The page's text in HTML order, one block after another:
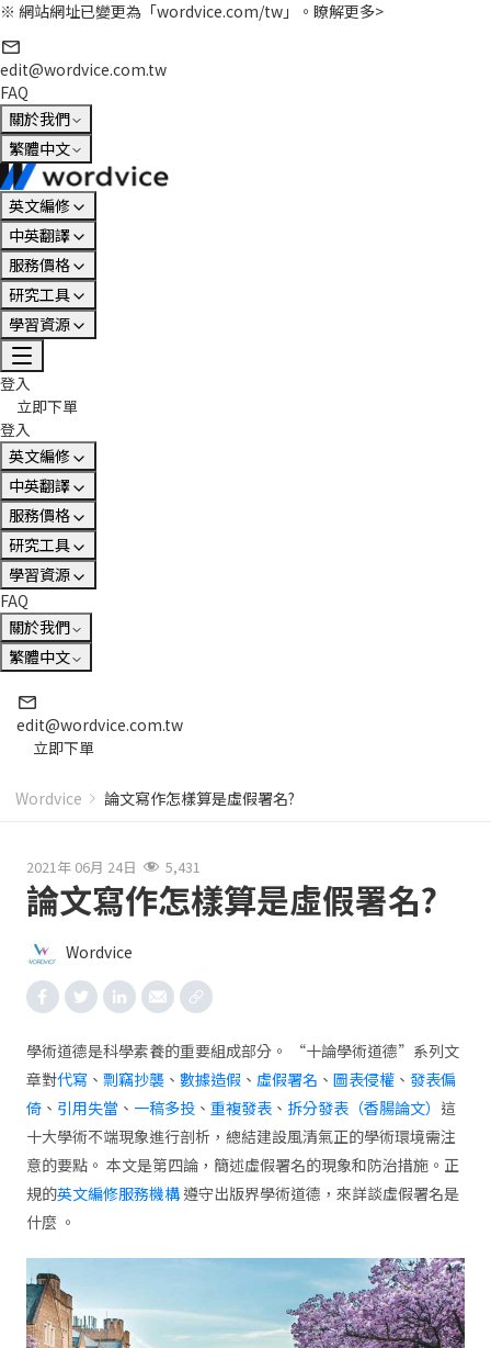
※ 網站網址已變更為「wordvice.com/tw」。 瞭解更多>
edit@wordvice.com.tw
FAQ
關於我們
繁體中文
英文編修
中英翻譯
服務價格
研究工具
學習資源
登入
立即下單
登入
英文編修
中英翻譯
服務價格
研究工具
學習資源
FAQ
關於我們
繁體中文
edit@wordvice.com.tw
立即下單
Wordvice 論文寫作怎樣算是虛假署名?
2021年 06月 24日 5,431
論文寫作怎樣算是虛假署名?
Wordvice
學術道德是科學素養的重要組成部分。 “十論學術道德”系列文
章對代寫 、 剽竊抄襲、 數據造假 、 虛假署名 、 圖表侵權、 發表偏
倚、 引用失當 、 一稿多投、 重複發表、 拆分發表（香腸論文） 這
十大學術不端現象進行剖析，總結建設風清氣正的學術環境需注
意的要點。 本文是第四論，簡述虛假署名的現象和防治措施。正
規的英文編修服務機構遵守出版界學術道德，來詳談虛假署名是
什麼 。